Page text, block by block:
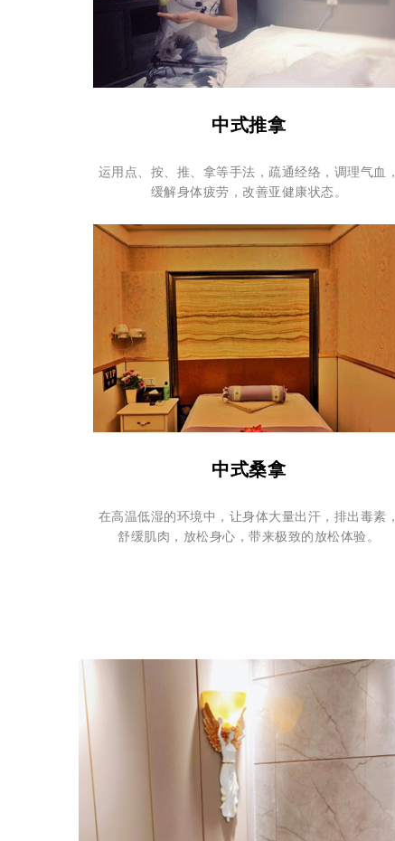
中式推拿
运用点、按、推、拿等手法，疏通经络，调理气血，
缓解身体疲劳，改善亚健康状态。
中式桑拿
在高温低湿的环境中，让身体大量出汗，排出毒素，
舒缓肌肉，放松身心，带来极致的放松体验。